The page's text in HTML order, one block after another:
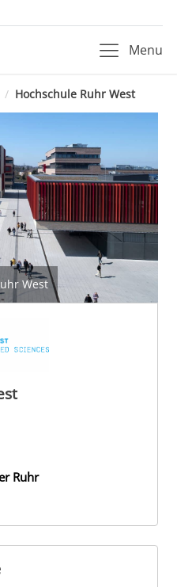
Menu
/ Hochschule Ruhr West
West
Ruhr